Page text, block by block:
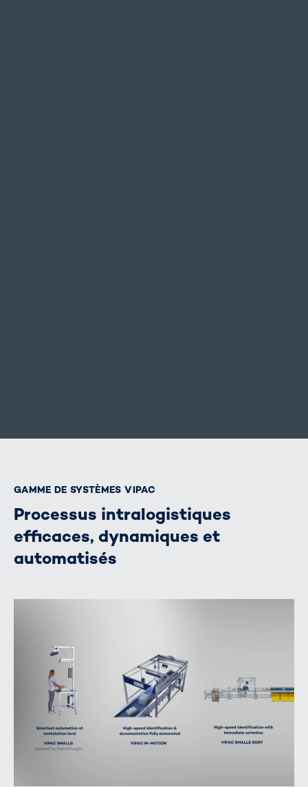
GAMME DE SYSTÈMES VIPAC
Processus intralogistiques
efficaces, dynamiques et
automatisés